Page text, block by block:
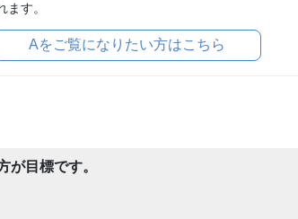
す。
Aをご覧になりたい方はこちら
目標です。